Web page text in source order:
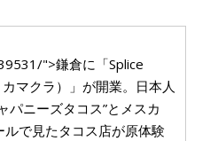
">鎌倉に「Splice
マクラ）」が開業。日本人
パニーズタコス”とメスカ
で見たタコス店が原体験